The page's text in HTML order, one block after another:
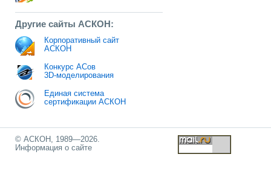
Другие сайты АСКОН:
Корпоративный сайт
АСКОН
Конкурс АСов
3D-моделирования
Единая система
сертификации АСКОН
© АСКОН, 1989—2026.
Информация о сайте